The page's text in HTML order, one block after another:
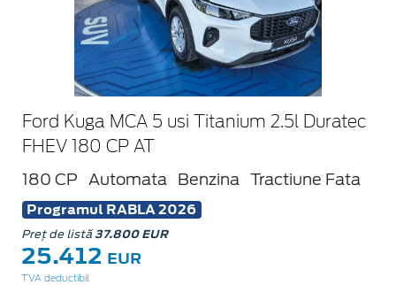
Ford Kuga MCA 5 usi Titanium 2.5l Duratec
FHEV 180 CP AT
180 CP Automata Benzina Tractiune Fata
Programul RABLA 2026
Preț de listă37.800 EUR
25.412 EUR
TVA deductibil